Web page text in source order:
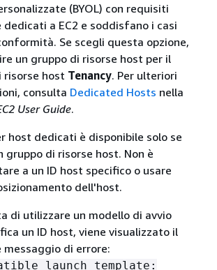
(BYOL) con requisiti
dedicati a EC2 e soddisfano i casi
Se scegli questa opzione,
un gruppo di risorse host per il
risorse host Tenancy. Per ulteriori
consulta Dedicated Hosts nella
User Guide.
host dedicati è disponibile solo se
gruppo di risorse host. Non è
a un ID host specifico o usare
dell'host.
di utilizzare un modello di avvio
un ID host, viene visualizzato il
messaggio di errore:
launch template: